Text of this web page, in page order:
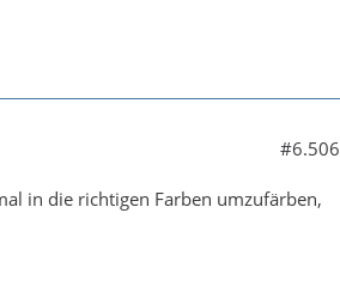
#6.506
in die richtigen Farben umzufärben,